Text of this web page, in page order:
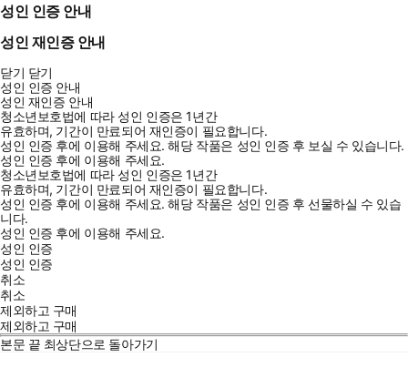
성인 인증 안내
성인 재인증 안내
닫기 닫기
성인 인증 안내
성인 재인증 안내
청소년보호법에 따라 성인 인증은 1년간
유효하며, 기간이 만료되어 재인증이 필요합니다.
성인 인증 후에 이용해 주세요.해당 작품은 성인 인증 후 보실 수 있습니다.
성인 인증 후에 이용해 주세요.
청소년보호법에 따라 성인 인증은 1년간
유효하며, 기간이 만료되어 재인증이 필요합니다.
성인 인증 후에 이용해 주세요.해당 작품은 성인 인증 후 선물하실 수 있습
니다.
성인 인증 후에 이용해 주세요.
성인 인증
성인 인증
취소
취소
제외하고 구매
제외하고 구매
본문 끝 최상단으로 돌아가기